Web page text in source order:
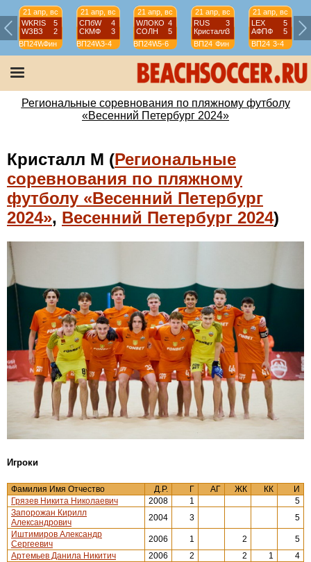
21 апр, вс
WKRIS
5
WЗВЗ
2
ВП24WФин
21 апр, вс
СПбW
4
СКМФ
3
ВП24W3-4
21 апр, вс
WЛОКО 4
СОЛН
5
ВП24W5-6
21 апр, вс
RUS
3
Кристалл3
ВП24 Фин
21 апр, вс
LEX
5
АФПФ
5
ВП24 3-4
Региональные соревнования по пляжному футболу
«Весенний Петербург 2024»
Кристалл М (Региональные
соревнования по пляжному
футболу «Весенний Петербург
2024», Весенний Петербург 2024)
Игроки
Фамилия Имя Отчество Д.Р. Г АГ ЖК КК
И
Грязев Никита Николаевич
2008 1
5
Запорожан Кирилл
Александрович
2004 3
5
Иштимиров Александр
Сергеевич
2006 1 2
5
Артемьев Данила Никитич
2006 2 2 1
4